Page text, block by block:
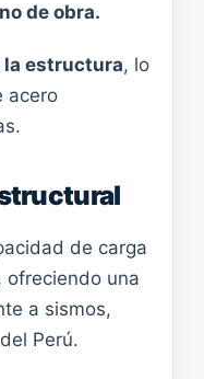
de obra.
la estructura, lo
acero
de carga
una
a sismos,
Perú.